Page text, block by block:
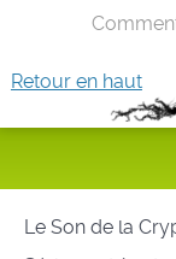
Retour en haut
Le Son de la